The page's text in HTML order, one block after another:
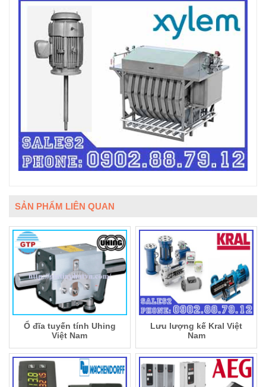
SẢN PHẨM LIÊN QUAN
Ổ đĩa tuyến tính Uhing
Việt Nam
Lưu lượng kế Kral Việt
Nam